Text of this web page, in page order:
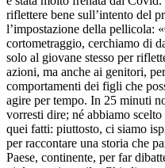
riflettere bene sull’intento del
l’impostazione della pellicola:
cortometraggio, cerchiamo di
solo al giovane stesso per
azioni, ma anche ai genitori,
comportamenti dei figli che
agire per tempo. In 25 minuti
vorresti dire; né abbiamo
quei fatti: piuttosto, ci siamo
per raccontare una storia che
Paese, continente, per far